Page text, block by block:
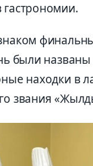
были
находки в
звания